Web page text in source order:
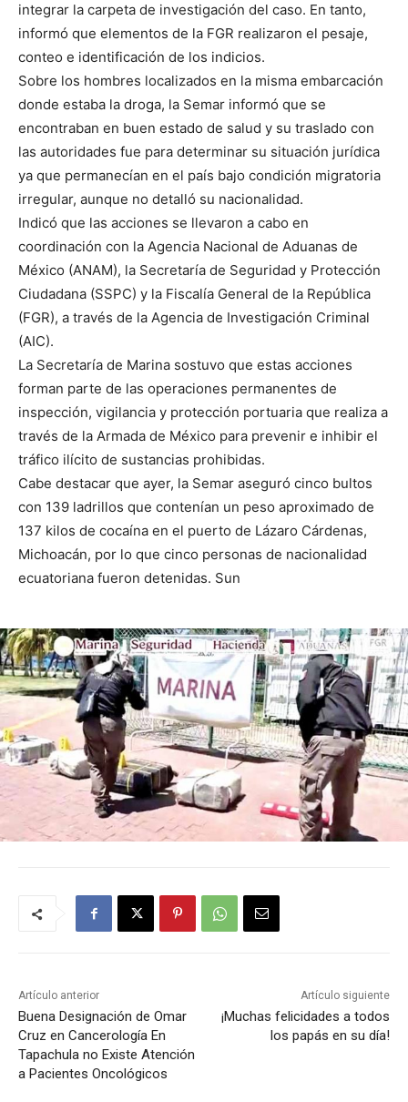
integrar la carpeta de investigación del caso. En tanto,
informó que elementos de la FGR realizaron el pesaje,
conteo e identificación de los indicios.
Sobre los hombres localizados en la misma embarcación
donde estaba la droga, la Semar informó que se
encontraban en buen estado de salud y su traslado con
las autoridades fue para determinar su situación jurídica
ya que permanecían en el país bajo condición migratoria
irregular, aunque no detalló su nacionalidad.
Indicó que las acciones se llevaron a cabo en
coordinación con la Agencia Nacional de Aduanas de
México (ANAM), la Secretaría de Seguridad y Protección
Ciudadana (SSPC) y la Fiscalía General de la República
(FGR), a través de la Agencia de Investigación Criminal
(AIC).
La Secretaría de Marina sostuvo que estas acciones
forman parte de las operaciones permanentes de
inspección, vigilancia y protección portuaria que realiza a
través de la Armada de México para prevenir e inhibir el
tráfico ilícito de sustancias prohibidas.
Cabe destacar que ayer, la Semar aseguró cinco bultos
con 139 ladrillos que contenían un peso aproximado de
137 kilos de cocaína en el puerto de Lázaro Cárdenas,
Michoacán, por lo que cinco personas de nacionalidad
ecuatoriana fueron detenidas. Sun
Artículo anterior
Buena Designación de Omar
Cruz en Cancerología En
Tapachula no Existe Atención
a Pacientes Oncológicos
Artículo siguiente
¡Muchas felicidades a todos
los papás en su día!